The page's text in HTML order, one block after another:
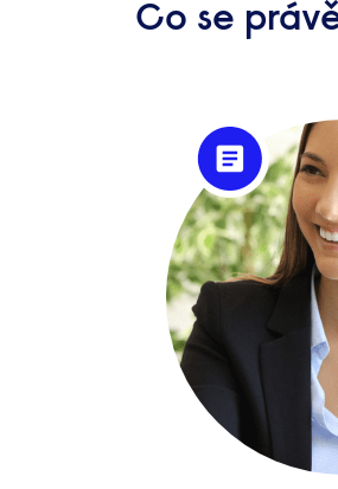
Co se